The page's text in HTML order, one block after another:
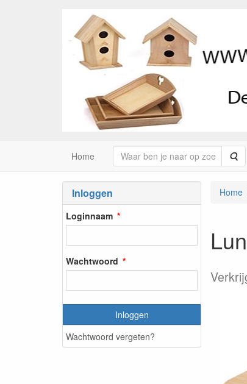
Home
Inloggen
Loginnaam
Wachtwoord
Inloggen
Wachtwoord vergeten?
Home